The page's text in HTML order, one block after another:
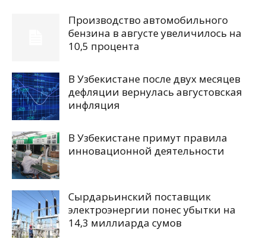
Производство автомобильного
бензина в августе увеличилось на
10,5 процента
В Узбекистане после двух месяцев
дефляции вернулась августовская
инфляция
В Узбекистане примут правила
инновационной деятельности
Сырдарьинский поставщик
электроэнергии понес убытки на
14,3 миллиарда сумов